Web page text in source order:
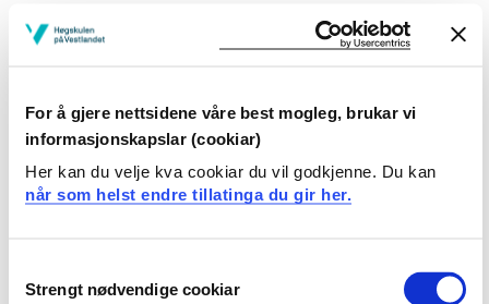
For å gjere nettsidene våre best mogleg, brukar vi
informasjonskapslar (cookiar)
Her kan du velje kva cookiar du vil godkjenne. Du kan
når som helst endre tillatinga du gir her.
Selection
Strengt nødvendige cookiar
Videreutdanninger i nautikk vår
Krav: 10 studiepoeng
Videreutdanninger- Nautikk vår 2019